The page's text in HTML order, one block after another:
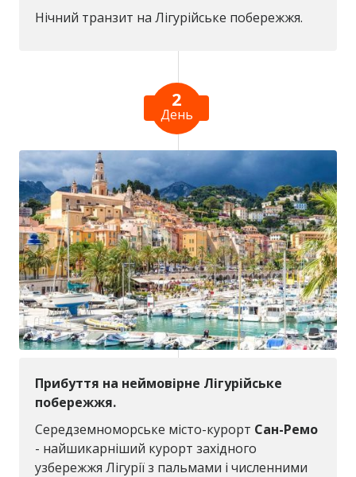
Нічний транзит на Лігурійське побережжя.
2
День
Прибуття на неймовірне Лігурійське
побережжя.
Середземноморське місто-курорт Сан-Ремо
- найшикарніший курорт західного
узбережжя Лігурії з пальмами і численними